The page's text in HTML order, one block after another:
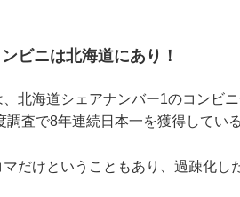
ビニは北海道にあり！
、北海道シェアナンバー1のコンビ
査で8年連続日本一を獲得してい
だけということもあり、過疎化し